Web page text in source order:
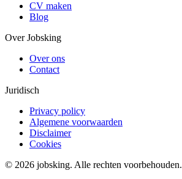
CV maken
Blog
Over Jobsking
Over ons
Contact
Juridisch
Privacy policy
Algemene voorwaarden
Disclaimer
Cookies
© 2026 jobsking. Alle rechten voorbehouden.